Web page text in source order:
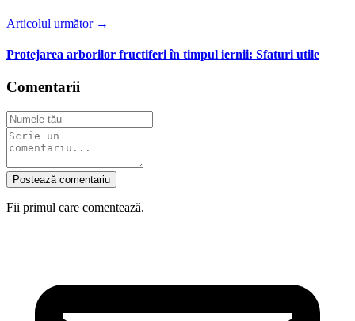
Articolul următor →
Protejarea arborilor fructiferi în timpul iernii: Sfaturi utile
Comentarii
Postează comentariu
Fii primul care comentează.